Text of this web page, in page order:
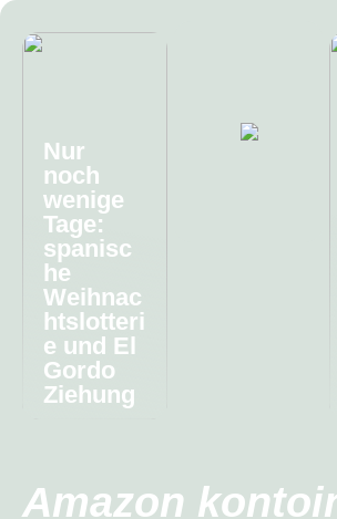
Nur
noch
wenige
Tage:
spanisc
he
Weihnac
htslotteri
e und El
Gordo
Ziehung
Amazon